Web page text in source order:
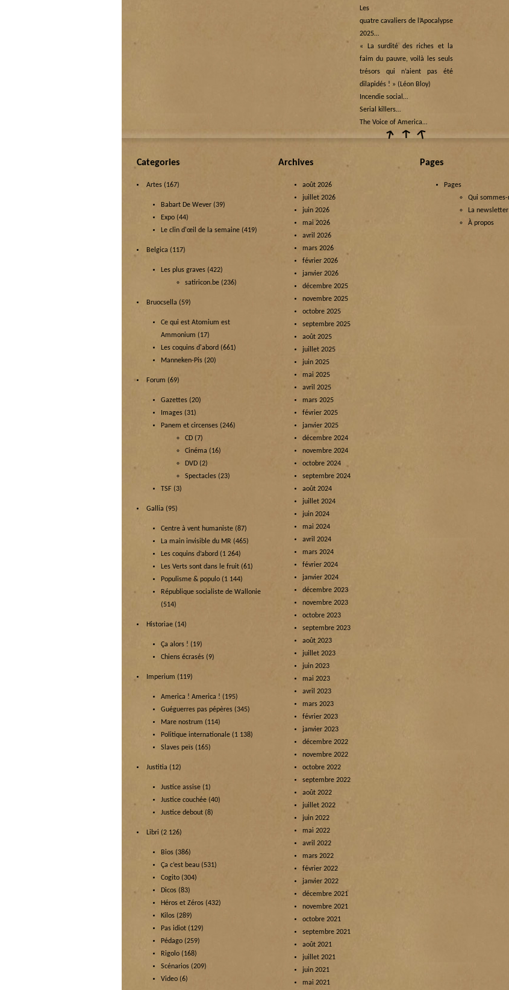
Les
quatre cavaliers de l’Apocalypse
2025…
« La surdité des riches et la
faim du pauvre, voilà les seuls
trésors qui n’aient pas été
dilapidés ! » (Léon Bloy)
Incendie social…
Serial killers…
The Voice of America…
Categories
Artes (167)
Babart De Wever (39)
Expo (44)
Le clin d'œil de la semaine (419)
Belgica (117)
Les plus graves (422)
satiricon.be (236)
Bruocsella (59)
Ce qui est Atomium est
Ammonium (17)
Les coquins d'abord (661)
Manneken-Pis (20)
Forum (69)
Gazettes (20)
Images (31)
Panem et circenses (246)
CD (7)
Cinéma (16)
DVD (2)
Spectacles (23)
TSF (3)
Gallia (95)
Centre à vent humaniste (87)
La main invisible du MR (465)
Les coquins d’abord (1 264)
Les Verts sont dans le fruit (61)
Populisme & populo (1 144)
République socialiste de Wallonie
(514)
Historiae (14)
Ça alors ! (19)
Chiens écrasés (9)
Imperium (119)
America ! America ! (195)
Guéguerres pas pépères (345)
Mare nostrum (114)
Politique internationale (1 138)
Slaves peïs (165)
Justitia (12)
Justice assise (1)
Justice couchée (40)
Justice debout (8)
Libri (2 126)
Bios (386)
Ça c’est beau (531)
Cogito (304)
Dicos (83)
Héros et Zéros (432)
Kilos (289)
Pas idiot (129)
Pédago (259)
Rigolo (168)
Scénarios (209)
Video (6)
Archives
août 2026
juillet 2026
juin 2026
mai 2026
avril 2026
mars 2026
février 2026
janvier 2026
décembre 2025
novembre 2025
octobre 2025
septembre 2025
août 2025
juillet 2025
juin 2025
mai 2025
avril 2025
mars 2025
février 2025
janvier 2025
décembre 2024
novembre 2024
octobre 2024
septembre 2024
août 2024
juillet 2024
juin 2024
mai 2024
avril 2024
mars 2024
février 2024
janvier 2024
décembre 2023
novembre 2023
octobre 2023
septembre 2023
août 2023
juillet 2023
juin 2023
mai 2023
avril 2023
mars 2023
février 2023
janvier 2023
décembre 2022
novembre 2022
octobre 2022
septembre 2022
août 2022
juillet 2022
juin 2022
mai 2022
avril 2022
mars 2022
février 2022
janvier 2022
décembre 2021
novembre 2021
octobre 2021
septembre 2021
août 2021
juillet 2021
juin 2021
mai 2021
Pages
Pages
Qui sommes-
La newsletter
À propos